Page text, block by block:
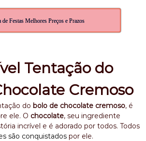
de Festas Melhores Preços e Prazos
Tentação do
Cremoso
do bolo de chocolate cremoso, é
ele. O chocolate, seu ingrediente
incrível e é adorado por todos. Todos
são conquistadospor ele.